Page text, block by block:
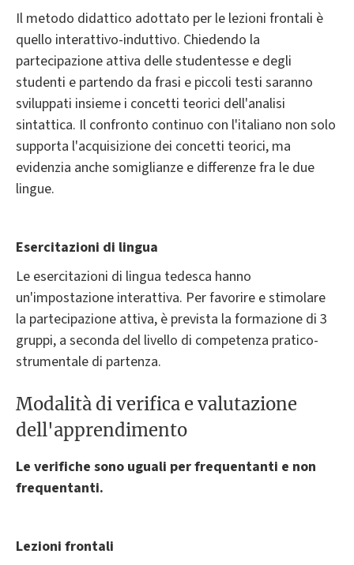
Il metodo didattico adottato per le lezioni frontali è
quello interattivo-induttivo. Chiedendo la
partecipazione attiva delle studentesse e degli
studenti e partendo da frasi e piccoli testi saranno
sviluppati insieme i concetti teorici dell'analisi
sintattica. Il confronto continuo con l'italiano non solo
supporta l'acquisizione dei concetti teorici, ma
evidenzia anche somiglianze e differenze fra le due
lingue.
Esercitazioni di lingua
Le esercitazioni di lingua tedesca hanno
un'impostazione interattiva. Per favorire e stimolare
la partecipazione attiva, è prevista la formazione di 3
gruppi, a seconda del livello di competenza pratico-
strumentale di partenza.
Modalità di verifica e valutazione
dell'apprendimento
Le verifiche sono uguali per frequentanti e non
frequentanti.
Lezioni frontali